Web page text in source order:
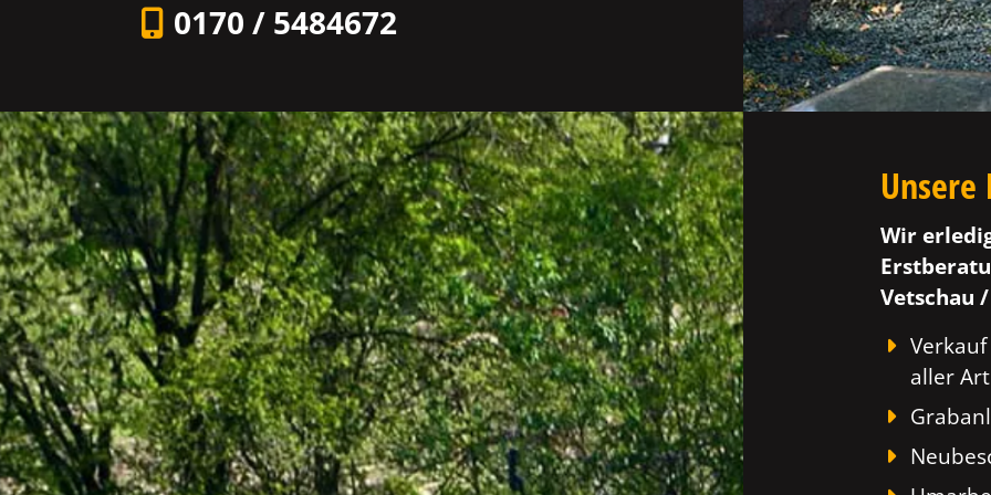
0170 / 5484672
Unsere
Wir
Vetschau
aller Art